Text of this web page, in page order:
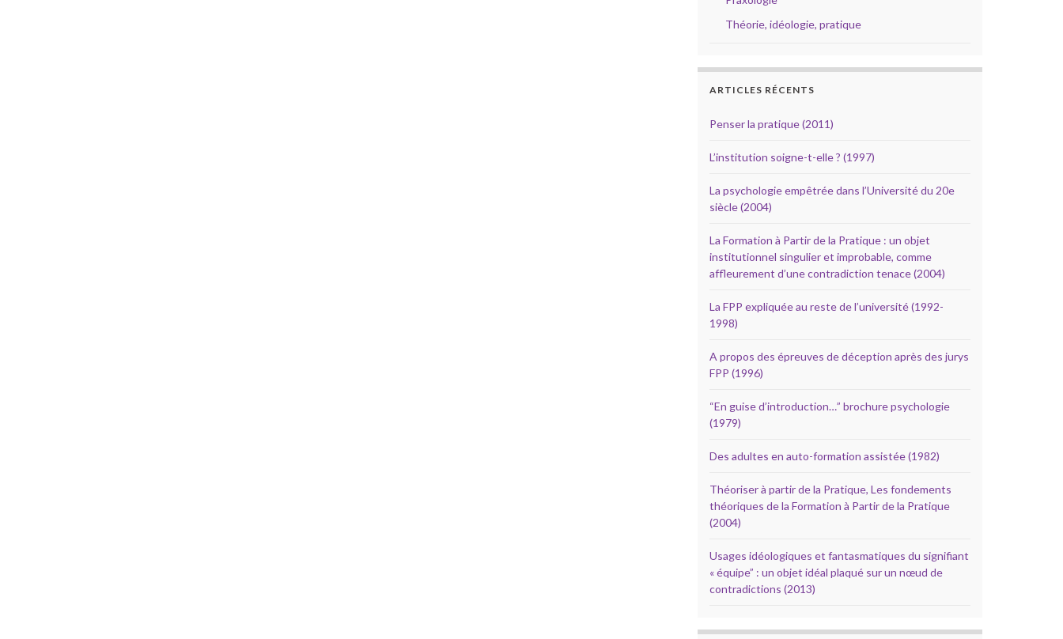
Théorie, idéologie, pratique
ARTICLES RÉCENTS
Penser la pratique (2011)
L’institution soigne-t-elle ? (1997)
La psychologie empêtrée dans l’Université du 20e
siècle (2004)
La Formation à Partir de la Pratique : un objet
institutionnel singulier et improbable, comme
affleurement d’une contradiction tenace (2004)
La FPP expliquée au reste de l’université (1992-
1998)
A propos des épreuves de déception après des jurys
FPP (1996)
“En guise d’introduction…” brochure psychologie
(1979)
Des adultes en auto-formation assistée (1982)
Théoriser à partir de la Pratique, Les fondements
théoriques de la Formation à Partir de la Pratique
(2004)
Usages idéologiques et fantasmatiques du signifiant
« équipe” : un objet idéal plaqué sur un nœud de
contradictions (2013)